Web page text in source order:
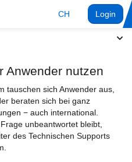
CH Login
Anwender nutzen
tauschen sich Anwender aus,
beraten sich bei ganz
− auch international.
unbeantwortet bleibt,
des Technischen Supports